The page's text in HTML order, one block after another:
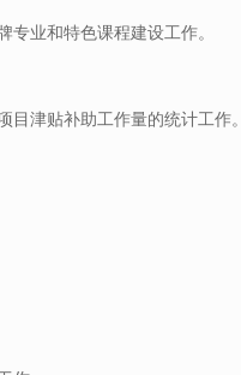
业和特色课程建设工作。
津贴补助工作量的统计工作。